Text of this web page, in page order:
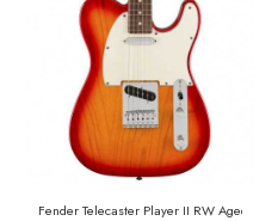
MN Journeyman Wide Fade 2 Color
Fender Telecaster Player II RW Aged